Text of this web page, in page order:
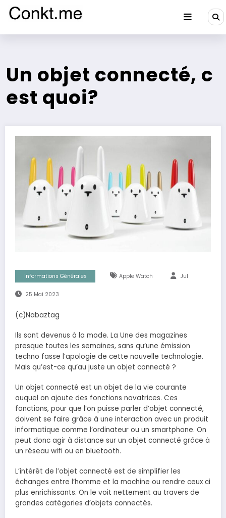
Conkt.me
Un objet connecté, c
est quoi?
Informations Générales Apple Watch Jul
25 Mai 2023
(c)Nabaztag
Ils sont devenus à la mode. La Une des magazines
presque toutes les semaines, sans qu’une émission
techno fasse l’apologie de cette nouvelle technologie.
Mais qu’est-ce qu’au juste un objet connecté ?
Un objet connecté est un objet de la vie courante
auquel on ajoute des fonctions novatrices. Ces
fonctions, pour que l’on puisse parler d’objet connecté,
doivent se faire grâce à une interaction avec un produit
informatique comme l’ordinateur ou un smartphone. On
peut donc agir à distance sur un objet connecté grâce à
un réseau wifi ou en bluetooth.
L’intérêt de l’objet connecté est de simplifier les
échanges entre l’homme et la machine ou rendre ceux ci
plus enrichissants. On le voit nettement au travers de
grandes catégories d’objets connectés.